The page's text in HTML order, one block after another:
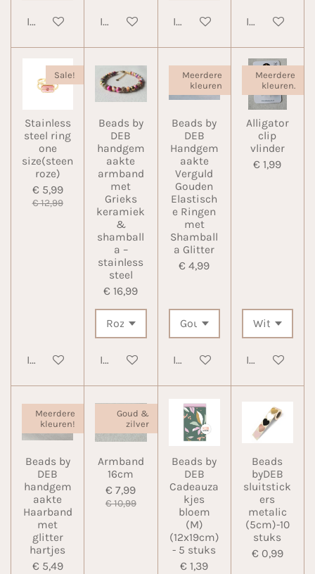
In winkelwagenIn winkelwagenIn winkelwagen
In
Sale!
Stainless
steel ring
one
size(steen
roze)
€ 5,99
€ 12,99
In winkelwagen
Beads by
DEB
handgem
aakte
armband
met
Grieks
keramiek
&
shamball
a –
stainless
steel
€ 16,99
In winkelwagen
Meerdere
kleuren
Beads by
DEB
Handgem
aakte
Verguld
Gouden
Elastisch
e Ringen
met
Shamball
a Glitter
€ 4,99
In winkelwagen
Meerdere
kleuren.
Alligator
clip
vlinder
€ 1,99
In
Meerdere
kleuren!
Beads by
DEB
handgem
aakte
Haarband
met
glitter
hartjes
€ 5,49
Goud &
zilver
Armband
16cm
€ 7,99
€ 10,99
Beads by
DEB
Cadeauza
kjes
bloem
(M)
(12x19cm)
- 5 stuks
€ 1,39
Beads
byDEB
sluitstick
ers
metalic
(5cm)-10
stuks
€ 0,99